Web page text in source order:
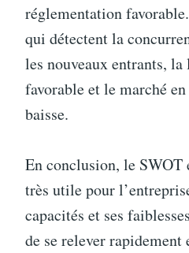
réglementation
qui détectent la
les nouveaux entrants,
favorable et le marché
baisse.
En conclusion, le
très utile pour
capacités et ses
de se relever